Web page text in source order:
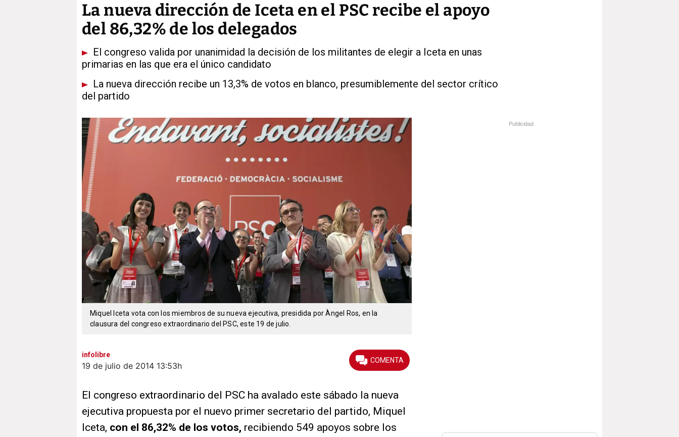
La nueva dirección de Iceta en el PSC recibe el apoyo
del 86,32% de los delegados
El congreso valida por unanimidad la decisión de los militantes de elegir a Iceta en unas
primarias en las que era el único candidato
La nueva dirección recibe un 13,3% de votos en blanco, presumiblemente del sector crítico
del partido
Miquel Iceta vota con los miembros de su nueva ejecutiva, presidida por Àngel Ros, en la
clausura del congreso extraordinario del PSC, este 19 de julio.
infolibre
19 de julio de 2014 13:53h
El congreso extraordinario del PSC ha avalado este sábado la nueva
ejecutiva propuesta por el nuevo primer secretario del partido, Miquel
Iceta, con el 86,32% de los votos, recibiendo 549 apoyos sobre los
Publicidad